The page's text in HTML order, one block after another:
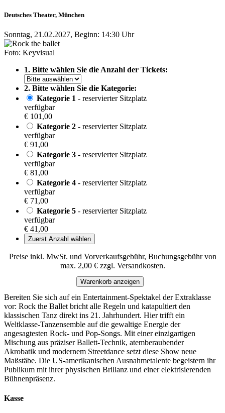
Deutsches Theater, München
Sonntag, 21.02.2027, Beginn: 14:30 Uhr
Foto: Keyvisual
1. Bitte wählen Sie die Anzahl der Tickets:
2. Bitte wählen Sie die Kategorie:
Kategorie 1 - reservierter Sitzplatz
verfügbar
€ 101,00
Kategorie 2 - reservierter Sitzplatz
verfügbar
€ 91,00
Kategorie 3 - reservierter Sitzplatz
verfügbar
€ 81,00
Kategorie 4 - reservierter Sitzplatz
verfügbar
€ 71,00
Kategorie 5 - reservierter Sitzplatz
verfügbar
€ 41,00
Zuerst Anzahl wählen
Preise inkl. MwSt. und Vorverkaufsgebühr, Buchungsgebühr von
max. 2,00 € zzgl. Versandkosten.
Warenkorb anzeigen
Bereiten Sie sich auf ein Entertainment-Spektakel der Extraklasse
vor: Rock the Ballet bricht alle Regeln und katapultiert den
klassischen Tanz direkt ins 21. Jahrhundert. Hier trifft ein
Weltklasse-Tanzensemble auf die gewaltige Energie der
angesagtesten Rock- und Pop-Songs. Mit einer einzigartigen
Mischung aus präziser Ballett-Technik, atemberaubender
Akrobatik und modernem Streetdance setzt diese Show neue
Maßstäbe. Die US-amerikanischen Ausnahmetalente begeistern ihr
Publikum mit ihrer physischen Brillanz und einer elektrisierenden
Bühnenpräsenz.
Kasse